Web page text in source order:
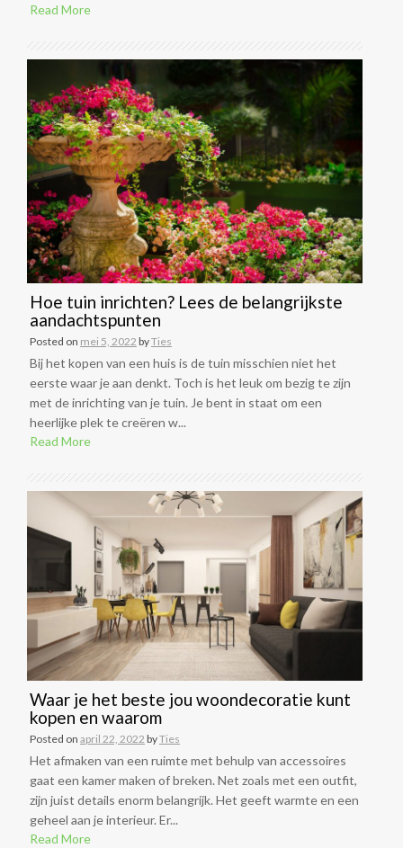
Read More
Hoe tuin inrichten? Lees de belangrijkste
aandachtspunten
Posted on mei 5, 2022 byTies
Bij het kopen van een huis is de tuin misschien niet het
eerste waar je aan denkt. Toch is het leuk om bezig te zijn
met de inrichting van je tuin. Je bent in staat om een
heerlijke plek te creëren w...
Read More
Waar je het beste jou woondecoratie kunt
kopen en waarom
Posted on april 22, 2022 byTies
Het afmaken van een ruimte met behulp van accessoires
gaat een kamer maken of breken. Net zoals met een outfit,
zijn juist details enorm belangrijk. Het geeft warmte en een
geheel aan je interieur. Er...
Read More